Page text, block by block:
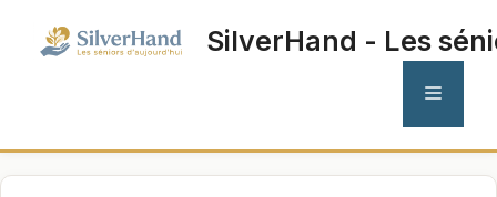
SilverHand - Les
MENU